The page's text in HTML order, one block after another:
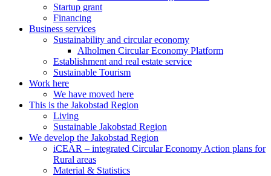
Startup grant
Financing
Business services
Sustainability and circular economy
Alholmen Circular Economy Platform
Establishment and real estate service
Sustainable Tourism
Work here
We have moved here
This is the Jakobstad Region
Living
Sustainable Jakobstad Region
We develop the Jakobstad Region
iCEAR – integrated Circular Economy Action plans for
Rural areas
Material & Statistics